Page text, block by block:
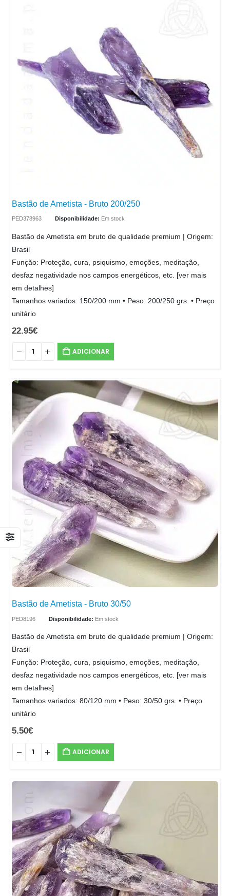
Bastão de Ametista - Bruto 200/250
PED378963 Disponibilidade: Em stock
Bastão de Ametista em bruto de qualidade premium | Origem:
Brasil
Função: Proteção, cura, psiquismo, emoções, meditação,
desfaz negatividade nos campos energéticos, etc. [ver mais
em detalhes]
Tamanhos variados: 150/200 mm • Peso: 200/250 grs. • Preço
unitário
22.95€
ADICIONAR
Bastão de Ametista - Bruto 30/50
PED8196 Disponibilidade: Em stock
Bastão de Ametista em bruto de qualidade premium | Origem:
Brasil
Função: Proteção, cura, psiquismo, emoções, meditação,
desfaz negatividade nos campos energéticos, etc. [ver mais
em detalhes]
Tamanhos variados: 80/120 mm • Peso: 30/50 grs. • Preço
unitário
5.50€
ADICIONAR